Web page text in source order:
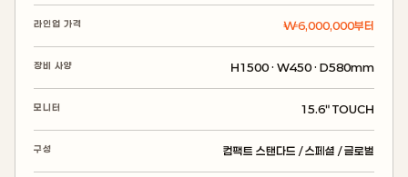
라인업 가격 ₩6,000,000부터
장비 사양 H1500 · W450 · D580mm
모니터 15.6″ TOUCH
구성 컴팩트 스탠다드 / 스페셜 / 글로벌